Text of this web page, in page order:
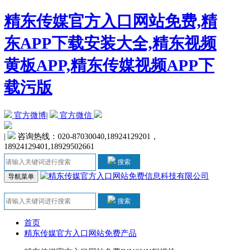
精东传媒官方入口网站免费,精
东APP下载安装大全,精东视频
黄板APP,精东传媒视频APP下
载污版
官方微博| 官方微信
|
咨询热线：020-87030040,18924129201，
18924129401,18929502661
搜索
导航菜单
搜索
首页
精东传媒官方入口网站免费产品